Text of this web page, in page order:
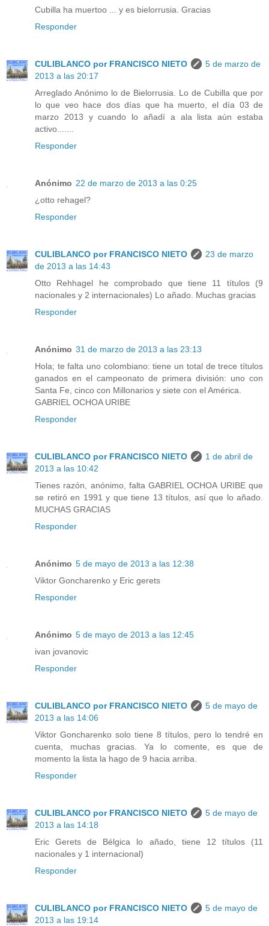
Cubilla ha muertoo ... y es bielorrusia. Gracias
Responder
CULIBLANCO por FRANCISCO NIETO
5 de marzo de
2013 a las 20:17
Arreglado Anónimo lo de Bielorrusia. Lo de Cubilla que por
lo que veo hace dos días que ha muerto, el día 03 de
marzo 2013 y cuando lo añadí a ala lista aún estaba
activo.......
Responder
Anónimo 22 de marzo de 2013 a las 0:25
¿otto rehagel?
Responder
CULIBLANCO por FRANCISCO NIETO
23 de marzo
de 2013 a las 14:43
Otto Rehhagel he comprobado que tiene 11 títulos (9
nacionales y 2 internacionales) Lo añado. Muchas gracias
Responder
Anónimo 31 de marzo de 2013 a las 23:13
Hola; te falta uno colombiano: tiene un total de trece títulos
ganados en el campeonato de primera división: uno con
Santa Fe, cinco con Millonarios y siete con el América.
GABRIEL OCHOA URIBE
Responder
CULIBLANCO por FRANCISCO NIETO
1 de abril de
2013 a las 10:42
Tienes razón, anónimo, falta GABRIEL OCHOA URIBE que
se retiró en 1991 y que tiene 13 títulos, así que lo añado.
MUCHAS GRACIAS
Responder
Anónimo 5 de mayo de 2013 a las 12:38
Viktor Goncharenko y Eric gerets
Responder
Anónimo 5 de mayo de 2013 a las 12:45
ivan jovanovic
Responder
CULIBLANCO por FRANCISCO NIETO
5 de mayo de
2013 a las 14:06
Viktor Goncharenko solo tiene 8 títulos, pero lo tendré en
cuenta, muchas gracias. Ya lo comente, es que de
momento la lista la hago de 9 hacia arriba.
Responder
CULIBLANCO por FRANCISCO NIETO
5 de mayo de
2013 a las 14:18
Eric Gerets de Bélgica lo añado, tiene 12 títulos (11
nacionales y 1 internacional)
Responder
CULIBLANCO por FRANCISCO NIETO
5 de mayo de
2013 a las 19:14